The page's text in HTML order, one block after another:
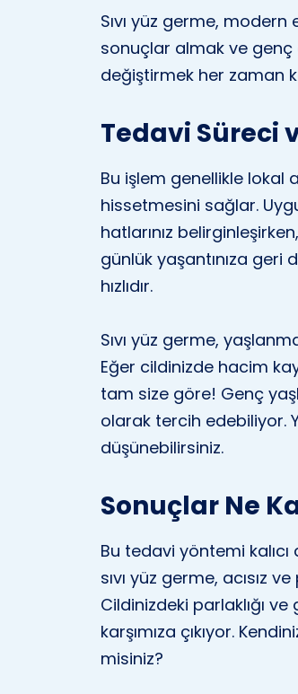
Sıvı yüz germe,
sonuçlar almak ve genç
değiştirmek her zaman
Tedavi Süreci
Bu işlem genellikle lokal
hissetmesini sağlar.
hatlarınız
günlük yaşantınıza geri
hızlıdır.
Sıvı yüz germe,
Eğer cildinizde hacim
tam size göre! Genç
olarak tercih edebiliyor.
düşünebilirsiniz.
Sonuçlar Ne
Bu tedavi yöntemi
sıvı yüz germe, acısız
Cildinizdeki parlaklığı
karşımıza çıkıyor.
misiniz?